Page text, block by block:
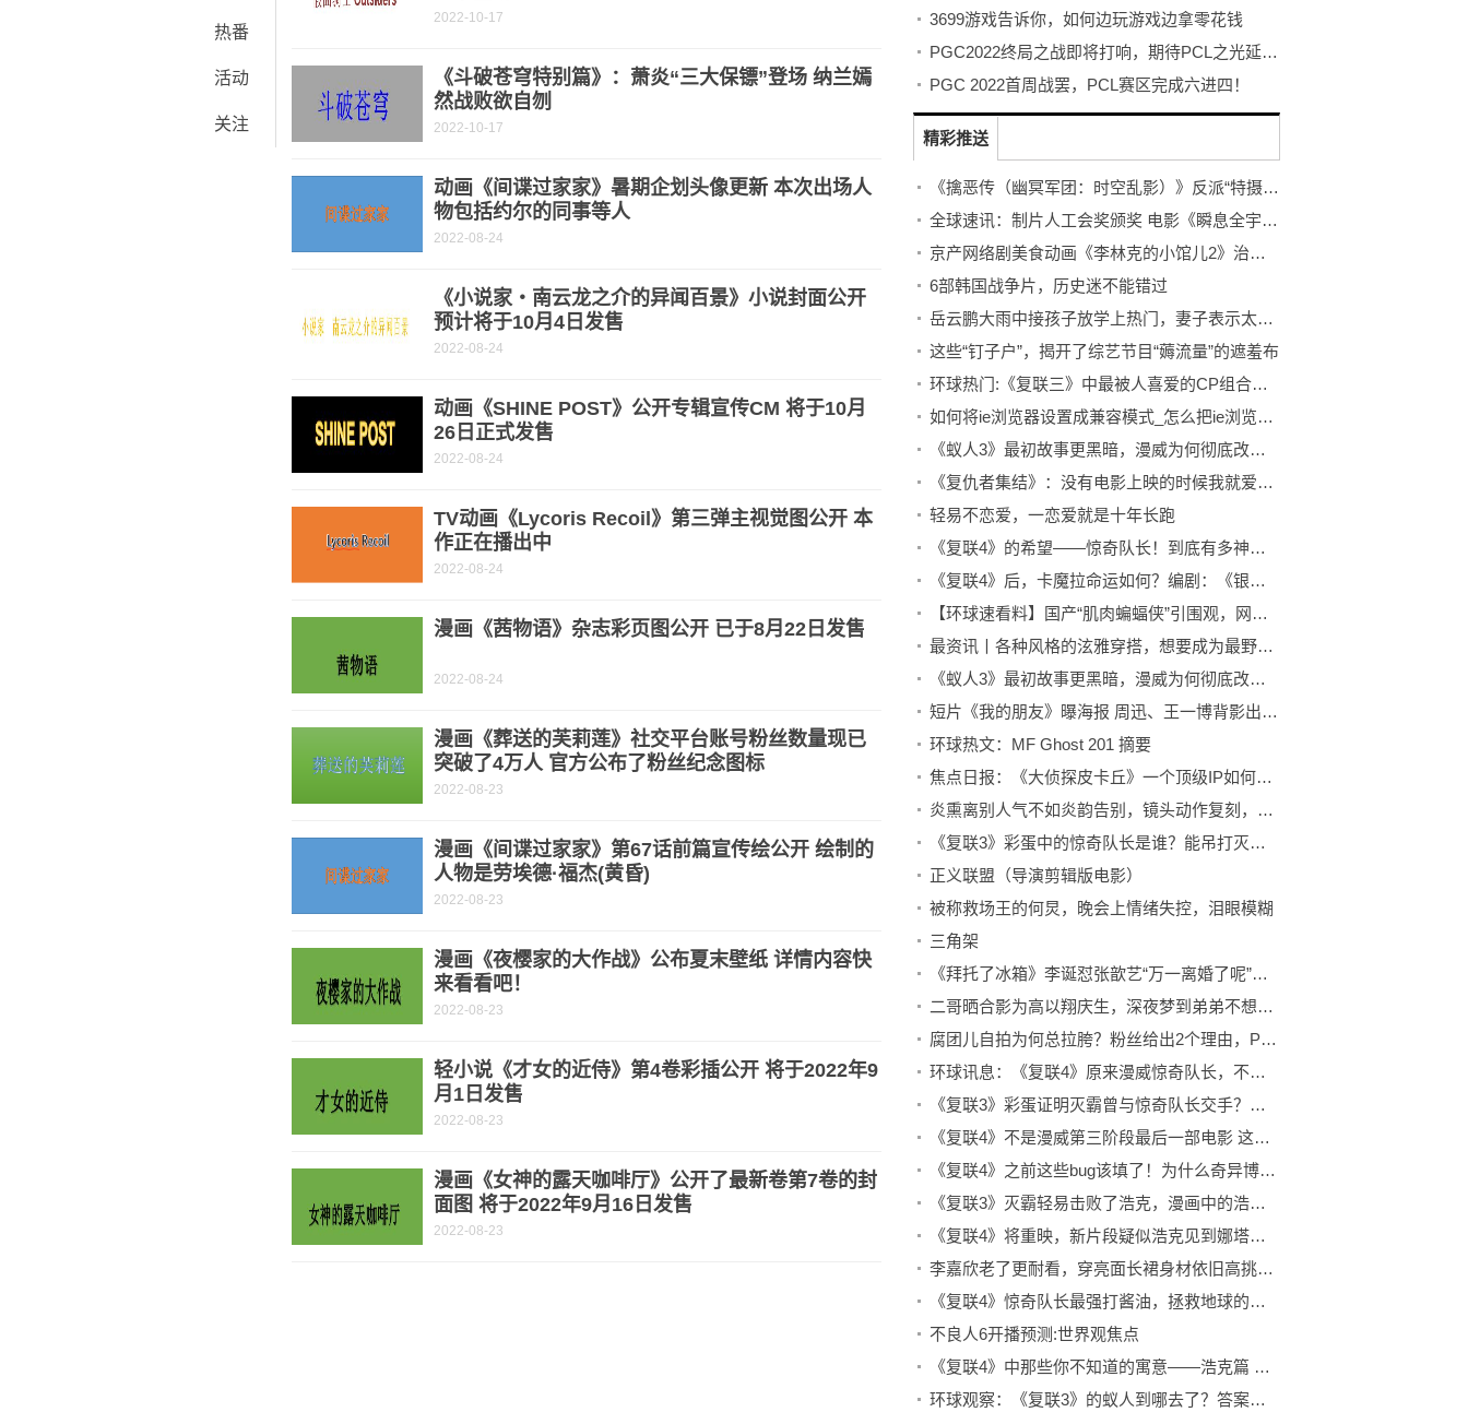
热番
活动
关注
2022-10-17
《斗破苍穹特别篇》：萧炎“三大保镖”登场 纳兰嫣
然战败欲自刎
2022-10-17
动画《间谍过家家》暑期企划头像更新 本次出场人
物包括约尔的同事等人
2022-08-24
《小说家・南云龙之介的异闻百景》小说封面公开
预计将于10月4日发售
2022-08-24
动画《SHINE POST》公开专辑宣传CM 将于10月
26日正式发售
2022-08-24
TV动画《Lycoris Recoil》第三弹主视觉图公开 本
作正在播出中
2022-08-24
漫画《茜物语》杂志彩页图公开 已于8月22日发售
2022-08-24
漫画《葬送的芙莉莲》社交平台账号粉丝数量现已
突破了4万人 官方公布了粉丝纪念图标
2022-08-23
漫画《间谍过家家》第67话前篇宣传绘公开 绘制的
人物是劳埃德·福杰(黄昏)
2022-08-23
漫画《夜樱家的大作战》公布夏末壁纸 详情内容快
来看看吧！
2022-08-23
轻小说《才女的近侍》第4卷彩插公开 将于2022年9
月1日发售
2022-08-23
漫画《女神的露天咖啡厅》公开了最新卷第7卷的封
面图 将于2022年9月16日发售
2022-08-23
3699游戏告诉你，如何边玩游戏边拿零花钱
PGC2022终局之战即将打响，期待PCL之光延续迈向最高顶峰！
PGC 2022首周战罢，PCL赛区完成六进四！
精彩推送
《擒恶传（幽冥军团：时空乱影）》反派“特摄系列”介绍
全球速讯：制片人工会奖颁奖 电影《瞬息全宇宙》获殊荣
京产网络剧美食动画《李林克的小馆儿2》治愈热播 一餐一饭抚慰人心
6部韩国战争片，历史迷不能错过
岳云鹏大雨中接孩子放学上热门，妻子表示太像，自己都认错人了！-环球速看料
这些“钉子户”，揭开了综艺节目“薅流量”的遮羞布
环球热门:《复联三》中最被人喜爱的CP组合，钢铁侠跟小蜘蛛也只能排第二
如何将ie浏览器设置成兼容模式_怎么把ie浏览器设置为兼容模式
《蚁人3》最初故事更黑暗，漫威为何彻底改变，征服者康的结局？ 每日热点
《复仇者集结》：没有电影上映的时候我就爱看动画
轻易不恋爱，一恋爱就是十年长跑
《复联4》的希望——惊奇队长！到底有多神秘？|当前速递
《复联4》后，卡魔拉命运如何？编剧：《银河护卫队3》揭晓
【环球速看料】国产“肌肉蝙蝠侠”引围观，网友：好想被拯救啊…
最资讯丨各种风格的泫雅穿搭，想要成为最野的时尚仔，那就跟着学呗
《蚁人3》最初故事更黑暗，漫威为何彻底改变，征服者康的结局？
短片《我的朋友》曝海报 周迅、王一博背影出镜|环球今日报
环球热文：MF Ghost 201 摘要
焦点日报：《大侦探皮卡丘》一个顶级IP如何被砸烂？浅谈好莱坞翻拍IP新思考
炎熏离别人气不如炎韵告别，镜头动作复刻，播放量却是相差甚远
《复联3》彩蛋中的惊奇队长是谁？能吊打灭霸？
正义联盟（导演剪辑版电影）
被称救场王的何炅，晚会上情绪失控，泪眼模糊
三角架
《拜托了冰箱》李诞怼张歆艺“万一离婚了呢”，嘉尔的反应很贴心
二哥晒合影为高以翔庆生，深夜梦到弟弟不想醒来，分享兄弟过往引人泪奔:天天速递
腐团儿自拍为何总拉胯？粉丝给出2个理由，PS是其中之一！
环球讯息：《复联4》原来漫威惊奇队长，不是不想打响指，而是不能打！
《复联3》彩蛋证明灭霸曾与惊奇队长交手？漫威员工表示，假的
《复联4》不是漫威第三阶段最后一部电影 这部新《蜘蛛侠》才是
《复联4》之前这些bug该填了！为什么奇异博士没用时光倒流？
《复联3》灭霸轻易击败了浩克，漫画中的浩克是否能打败灭霸
《复联4》将重映，新片段疑似浩克见到娜塔莎，浩克不会遗憾了！|当前独家
李嘉欣老了更耐看，穿亮面长裙身材依旧高挑，五官端正真实自然美
《复联4》惊奇队长最强打酱油，拯救地球的另有其人，结尾无彩蛋-环球实时
不良人6开播预测:世界观焦点
《复联4》中那些你不知道的寓意——浩克篇 全球观察
环球观察：《复联3》的蚁人到哪去了？答案终于揭晓